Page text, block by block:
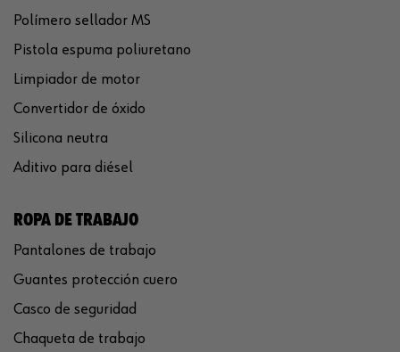
Polímero sellador MS
Pistola espuma poliuretano
Limpiador de motor
Convertidor de óxido
Silicona neutra
Aditivo para diésel
ROPA DE TRABAJO
Pantalones de trabajo
Guantes protección cuero
Casco de seguridad
Chaqueta de trabajo